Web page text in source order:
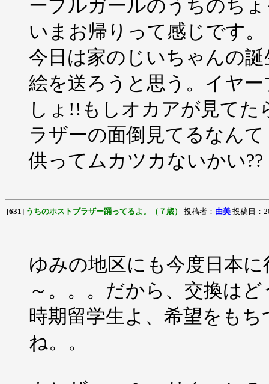
ープルガールのうちのち
いまお帰りって感じです。
今日は家のじいちゃんの
絵を送ろうと思う。イヤ
しょ!!もしオカアが見て
ラザーの面倒見てるなん
供ってムカツカないかい??
[631] うちのホストブラザー踊ってるよ。（７歳） 投稿者： 由美 投稿日：
ゆみの地区にも今度日本
～。。。だから、交換は
時期留学生よ、希望をも
ね。。